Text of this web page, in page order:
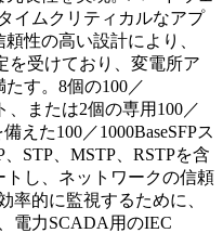
イムクリティカルなアプ
性の高い設計により、
を受けており、変電所ア
す。8個の100／
、または2個の専用100／
えた100／1000BaseSFPス
STP、MSTP、RSTPを含
し、ネットワークの信頼
率的に監視するために、
電力SCADA用のIEC